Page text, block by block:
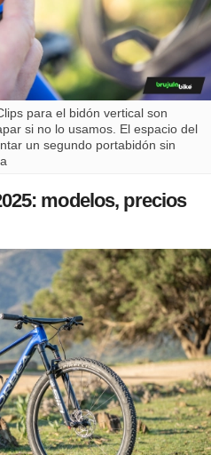
para el bidón vertical son
si no lo usamos. El espacio del
un segundo portabidón sin
modelos, precios